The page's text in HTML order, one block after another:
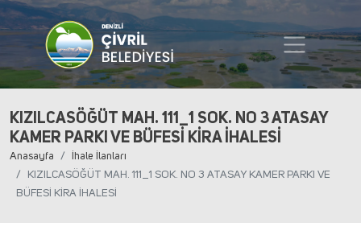
KIZILCASÖĞÜT MAH. 111_1 SOK. NO 3 ATASAY
KAMER PARKI VE BÜFESİ KİRA İHALESİ
Anasayfa
İhale İlanları
KIZILCASÖĞÜT MAH. 111_1 SOK. NO 3 ATASAY KAMER PARKI VE
BÜFESİ KİRA İHALESİ